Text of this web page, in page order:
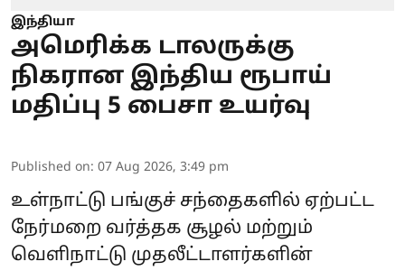
இந்தியா
அமெரிக்க டாலருக்கு
நிகரான இந்திய ரூபாய்
மதிப்பு 5 பைசா உயர்வு
Published on: 07 Aug 2026, 3:49 pm
உள்நாட்டு பங்குச் சந்தைகளில் ஏற்பட்ட
நேர்மறை வர்த்தக சூழல் மற்றும்
வெளிநாட்டு முதலீட்டாளர்களின்